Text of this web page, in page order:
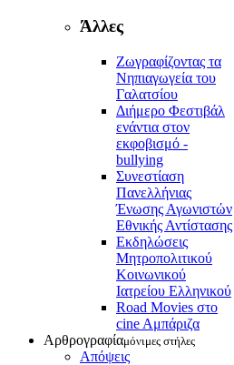
Άλλες
Ζωγραφίζοντας τα
Νηπιαγωγεία του
Γαλατσίου
Διήμερο Φεστιβάλ
ενάντια στον
εκφοβισμό -
bullying
Συνεστίαση
Πανελλήνιας
Ένωσης Αγωνιστών
Εθνικής Αντίστασης
Εκδηλώσεις
Μητροπολιτικού
Κοινωνικού
Ιατρείου Ελληνικού
Road Movies στο
cine Aμπάριζα
Αρθρογραφίαμόνιμες στήλες
Απόψεις